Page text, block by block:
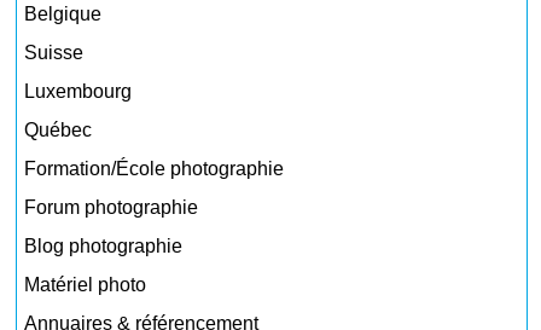
Belgique
Suisse
Luxembourg
Québec
Formation/École photographie
Forum photographie
Blog photographie
Matériel photo
Annuaires & référencement